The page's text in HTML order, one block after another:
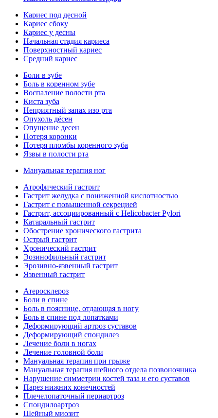
Кариес под десной
Кариес сбоку
Кариес у десны
Начальная стадия кариеса
Поверхностный кариес
Средний кариес
Боли в зубе
Боль в коренном зубе
Воспаление полости рта
Киста зуба
Неприятный запах изо рта
Опухоль дёсен
Опущение десен
Потеря коронки
Потеря пломбы коренного зуба
Язвы в полости рта
Мануальная терапия ног
Атрофический гастрит
Гастрит желудка с пониженной кислотностью
Гастрит с повышенной секрецией
Гастрит, ассоциированный с Helicobacter Pylori
Катаральный гастрит
Обострение хронического гастрита
Острый гастрит
Хронический гастрит
Эозинофильный гастрит
Эрозивно-язвенный гастрит
Язвенный гастрит
Атеросклероз
Боли в спине
Боль в пояснице, отдающая в ногу
Боль в спине под лопатками
Деформирующий артроз суставов
Деформирующий спондилез
Лечение боли в ногах
Лечение головной боли
Мануальная терапия при грыже
Мануальная терапия шейного отдела позвоночника
Нарушение симметрии костей таза и его суставов
Парез нижних конечностей
Плечелопаточный периартроз
Спондилоартроз
Шейный миозит